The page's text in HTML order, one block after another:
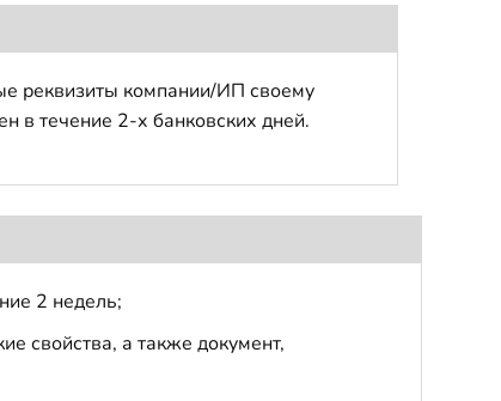
реквизиты компании/ИП своему
в течение 2-х банковских дней.
2 недель;
свойства, а также документ,